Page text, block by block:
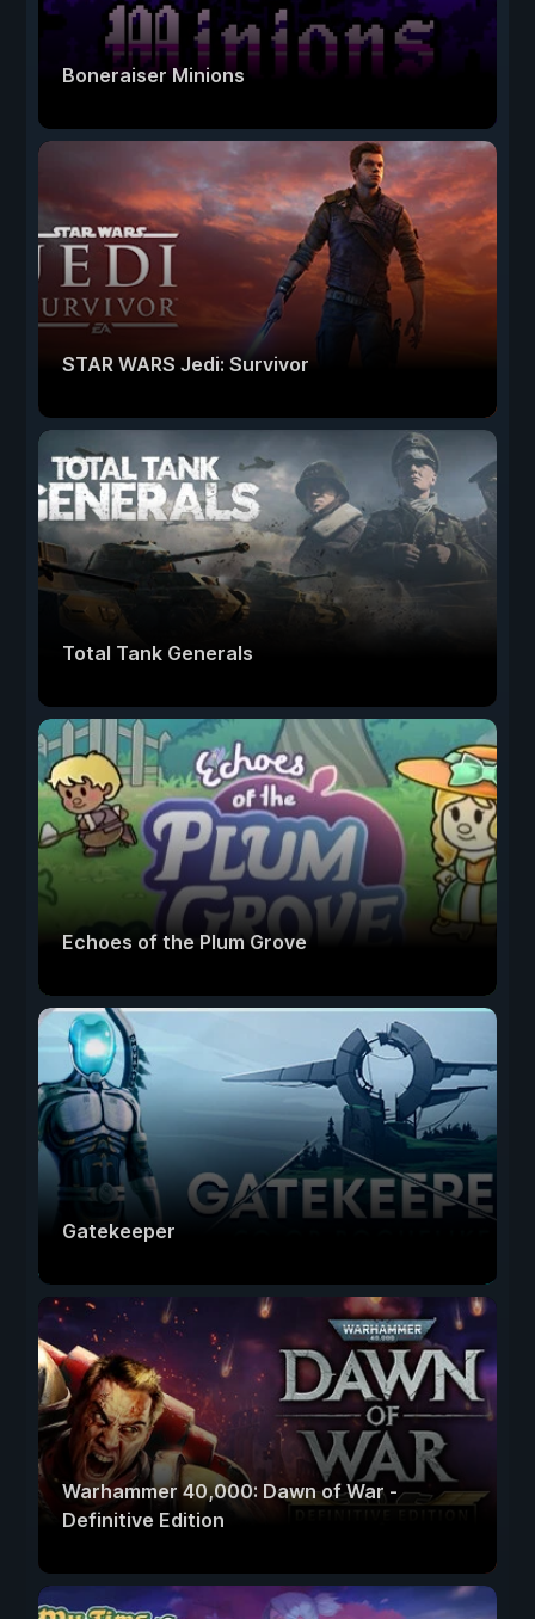
Boneraiser Minions
STAR WARS Jedi: Survivor
Total Tank Generals
Echoes of the Plum Grove
Gatekeeper
Warhammer 40,000: Dawn of War -
Definitive Edition